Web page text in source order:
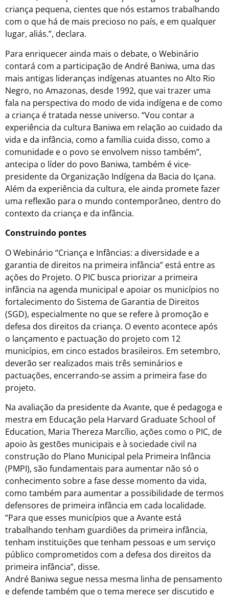
criança pequena, cientes que nós estamos trabalhando
com o que há de mais precioso no país, e em qualquer
lugar, aliás.”, declara.
Para enriquecer ainda mais o debate, o Webinário
contará com a participação de André Baniwa, uma das
mais antigas lideranças indígenas atuantes no Alto Rio
Negro, no Amazonas, desde 1992, que vai trazer uma
fala na perspectiva do modo de vida indígena e de como
a criança é tratada nesse universo. “Vou contar a
experiência da cultura Baniwa em relação ao cuidado da
vida e da infância, como a família cuida disso, como a
comunidade e o povo se envolvem nisso também”,
antecipa o líder do povo Baniwa, também é vice-
presidente da Organização Indígena da Bacia do Içana.
Além da experiência da cultura, ele ainda promete fazer
uma reflexão para o mundo contemporâneo, dentro do
contexto da criança e da infância.
Construindo pontes
O Webinário “Criança e Infâncias: a diversidade e a
garantia de direitos na primeira infância” está entre as
ações do Projeto. O PIC busca priorizar a primeira
infância na agenda municipal e apoiar os municípios no
fortalecimento do Sistema de Garantia de Direitos
(SGD), especialmente no que se refere à promoção e
defesa dos direitos da criança. O evento acontece após
o lançamento e pactuação do projeto com 12
municípios, em cinco estados brasileiros. Em setembro,
deverão ser realizados mais três seminários e
pactuações, encerrando-se assim a primeira fase do
projeto.
Na avaliação da presidente da Avante, que é pedagoga e
mestra em Educação pela Harvard Graduate School of
Education, Maria Thereza Marcílio, ações como o PIC, de
apoio às gestões municipais e à sociedade civil na
construção do Plano Municipal pela Primeira Infância
(PMPI), são fundamentais para aumentar não só o
conhecimento sobre a fase desse momento da vida,
como também para aumentar a possibilidade de termos
defensores de primeira infância em cada localidade.
“Para que esses municípios que a Avante está
trabalhando tenham guardiões da primeira infância,
tenham instituições que tenham pessoas e um serviço
público comprometidos com a defesa dos direitos da
primeira infância”, disse.
André Baniwa segue nessa mesma linha de pensamento
e defende também que o tema merece ser discutido e